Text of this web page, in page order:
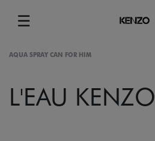
☰
Menu
AQUA SPRAY CAN FOR HIM
L'EAU KENZO